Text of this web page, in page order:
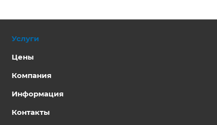
Услуги
Цены
Компания
Информация
Контакты